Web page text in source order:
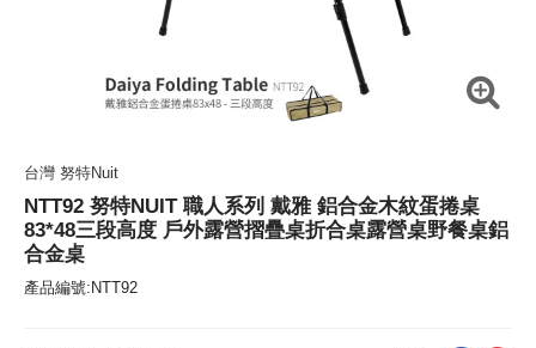
台灣 努特Nuit
NTT92 努特NUIT 職人系列 戴雅 鋁合金木紋蛋捲桌
83*48三段高度 戶外露營摺疊桌折合桌露營桌野餐桌鋁
合金桌
產品編號:NTT92